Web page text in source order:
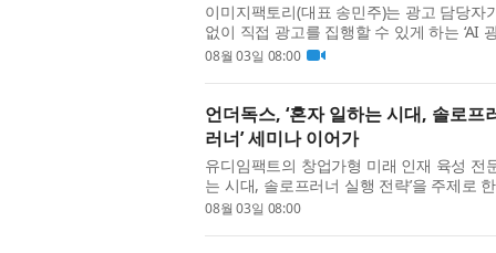
이미지팩토리(대표 송민주)는 광고 담당
없이 직접 광고를 집행할 수 있게 하는 ‘AI
울 코엑스에서 열리는 마케팅 컨퍼런스 ‘
08월 03일 08:00
언더독스, ‘혼자 일하는 시대, 솔로
러너’ 세미나 이어가
유디임팩트의 창업가형 미래 인재 육성 전
는 시대, 솔로프러너 실행 전략’을 주제로
더독스 데이터 센터가 주최한 이번 세미나
08월 03일 08:00